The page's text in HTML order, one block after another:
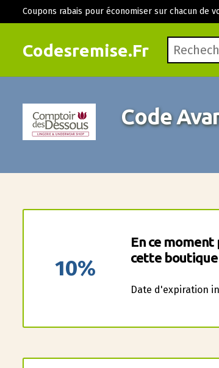
Codesremise.Fr
Coupons rabais pour économiser sur chacun de
Code
10%
En ce
cette
Date d'expiration